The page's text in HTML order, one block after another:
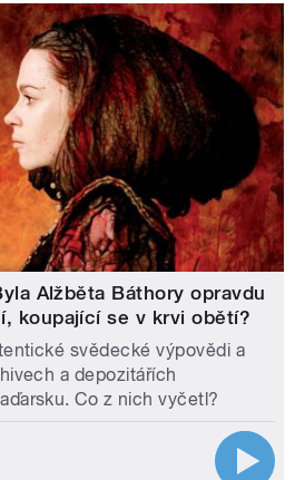
Alžběta Báthory opravdu
koupající se v krvi obětí?
svědecké výpovědi a
a depozitářích
Co z nich vyčetl?